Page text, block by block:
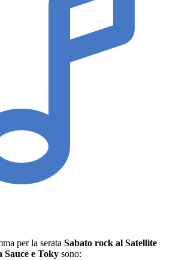
per la serata Sabato rock al Satellite
Sauce e Toky sono: